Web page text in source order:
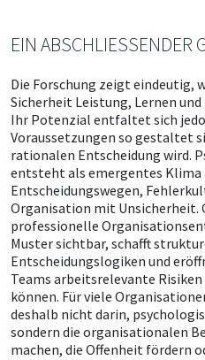
EIN ABSCHLIESSENDER
Die Forschung zeigt eindeutig,
Sicherheit Leistung, Lernen
Ihr Potenzial entfaltet sich
Voraussetzungen so gestaltet
rationalen Entscheidung wird.
entsteht als emergentes Klima
Entscheidungswegen,
Organisation mit Unsicherheit.
professionelle
Muster sichtbar, schafft
Entscheidungslogiken und
Teams arbeitsrelevante
können. Für viele
deshalb nicht darin,
sondern die organisationalen
machen, die Offenheit fördern